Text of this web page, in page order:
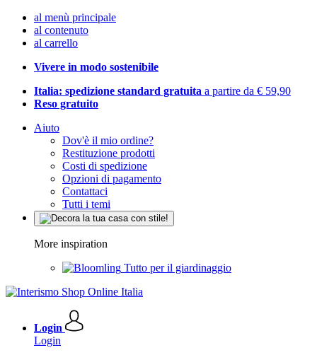
al menù principale
al contenuto
al carrello
Vivere in modo sostenibile
Italia: spedizione standard gratuita a partire da € 59,90
Reso gratuito
Aiuto
Dov'è il mio ordine?
Restituzione prodotti
Costi di spedizione
Opzioni di pagamento
Contattaci
Tutti i temi
More inspiration
Tutto per il giardinaggio
Login
Login